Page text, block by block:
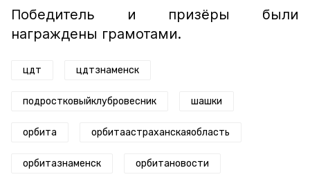
Победитель и призёры были
награждены грамотами.
цдт цдтзнаменск
подростковыйклубровесник шашки
орбита орбитаастраханскаяобласть
орбитазнаменск орбитановости